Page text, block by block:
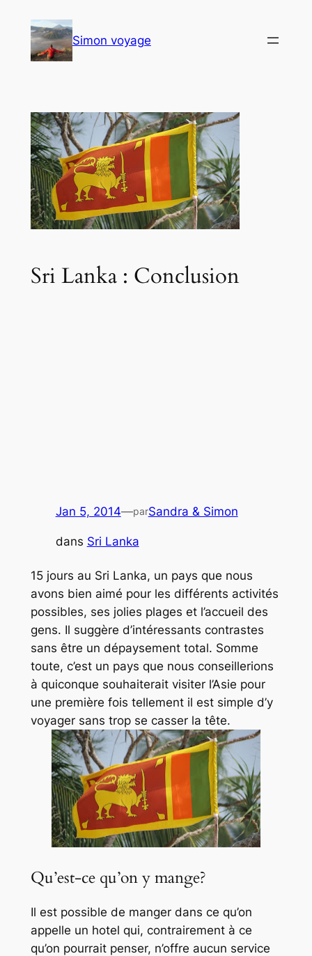
contenu
Simon voyage
Sri Lanka : Conclusion
Jan 5, 2014—parSandra & Simon
dans Sri Lanka
15 jours au Sri Lanka, un pays que nous
avons bien aimé pour les différents activités
possibles, ses jolies plages et l’accueil des
gens. Il suggère d’intéressants contrastes
sans être un dépaysement total. Somme
toute, c’est un pays que nous conseillerions
à quiconque souhaiterait visiter l’Asie pour
une première fois tellement il est simple d’y
voyager sans trop se casser la tête.
Qu’est-ce qu’on y mange?
Il est possible de manger dans ce qu’on
appelle un hotel qui, contrairement à ce
qu’on pourrait penser, n’offre aucun service